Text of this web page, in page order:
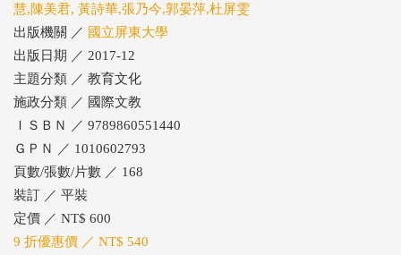
慧,陳美君, 黃詩華,張乃今,郭晏萍,杜屏雯
出版機關 ／ 國立屏東大學
出版日期 ／ 2017-12
主題分類 ／ 教育文化
施政分類 ／ 國際文教
ＩＳＢＮ ／ 9789860551440
ＧＰＮ ／ 1010602793
頁數/張數/片數 ／ 168
裝訂 ／ 平裝
定價 ／ NT$ 600
9 折優惠價 ／ NT$ 540